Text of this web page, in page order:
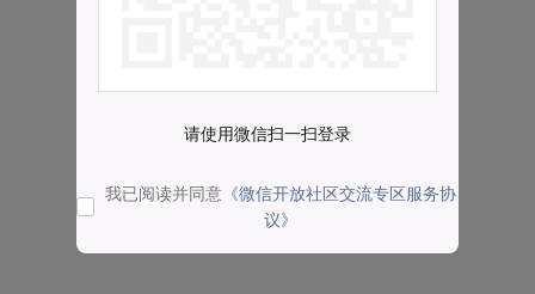
请使用微信扫一扫登录
我已阅读并同意 《微信开放社区交流专区服务协
议》